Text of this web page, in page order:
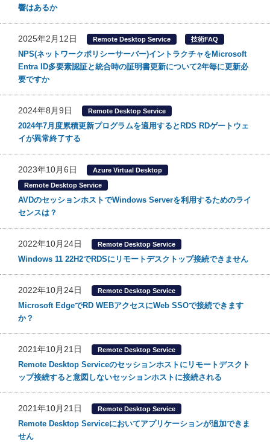
響はあるか
2025年2月12日 Remote Desktop Service 技術FAQ
NPS(ネットワークポリシーサーバー)イントラクチャをMicrosoft
Entra ID多要素認証と統合時の証明書更新について2年毎に更新必
要ですか
2024年8月9日 Remote Desktop Service
2024年7月度累積更新プログラムを適用するとRDS RDゲートウェ
イが異常終了する
2023年10月6日 Azure Virtual Desktop
Remote Desktop Service
AVDのセッションホストでWindows Serverを利用するためのライ
センスは？
2022年10月24日 Remote Desktop Service
Windows 11 22H2でRDSにリモートデスクトップ接続できません
2022年10月24日 Remote Desktop Service
Microsoft EdgeでRD WEBアクセスにWeb SSOで接続できます
か？
2021年10月21日 Remote Desktop Service
Remote Desktop Serviceのセッションホストにリモートデスクト
ップ接続すると意図しないセッションホストに接続される
2021年10月21日 Remote Desktop Service
Remote Desktop Serviceにおいてアプリケーションが追加できま
せん